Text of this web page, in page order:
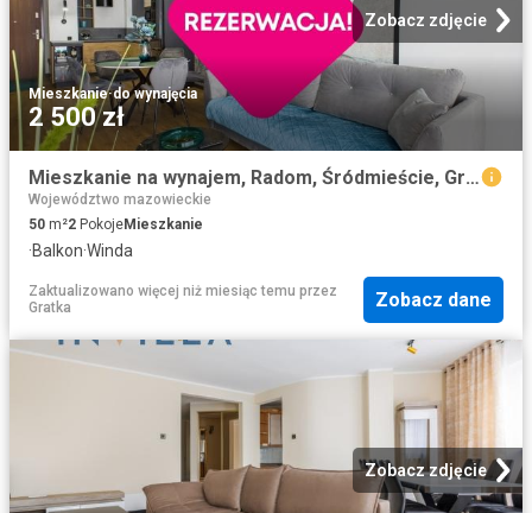
Zobacz zdjęcie
Mieszkanie·do wynajęcia
2 500 zł
Mieszkanie na wynajem, Radom, Śródmieście, Grochowa
Województwo mazowieckie
50 m²2 PokojeMieszkanie
·Balkon·Winda
Zaktualizowano więcej niż miesiąc temu przez
Gratka
Zobacz dane
Zobacz zdjęcie